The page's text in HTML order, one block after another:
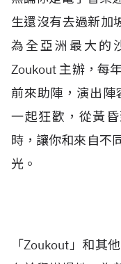
生還沒有去過新加
為全亞洲最大的
Zoukout 主辦，每
前來助陣，演出陣
一起狂歡，從黃
時，讓你和來自不
光。
「Zoukout」和其